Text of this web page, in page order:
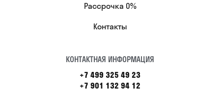
Рассрочка 0%
Контакты
КОНТАКТНАЯ ИНФОРМАЦИЯ
+7 499 325 49 23
+7 901 132 94 12